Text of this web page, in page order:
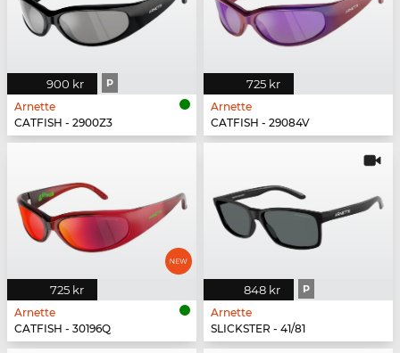
900 kr P
Arnette
CATFISH - 2900Z3
725 kr
Arnette
CATFISH - 29084V
725 kr
Arnette
CATFISH - 30196Q
848 kr P
Arnette
SLICKSTER - 41/81